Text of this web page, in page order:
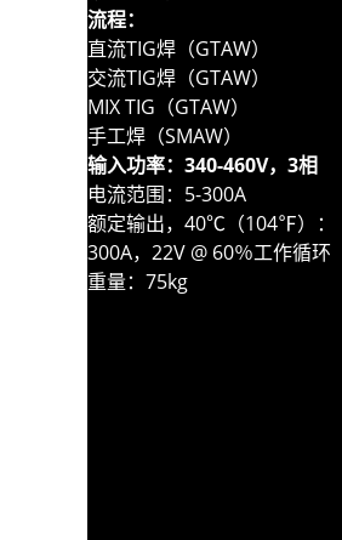
流程：
直流TIG焊（GTAW）
交流TIG焊（GTAW）
MIX TIG（GTAW）
手工焊（SMAW）
输入功率：340-460V，3相
电流范围：5-300A
额定输出，40℃（104℉）：
300A，22V @ 60％工作循环
重量：75kg